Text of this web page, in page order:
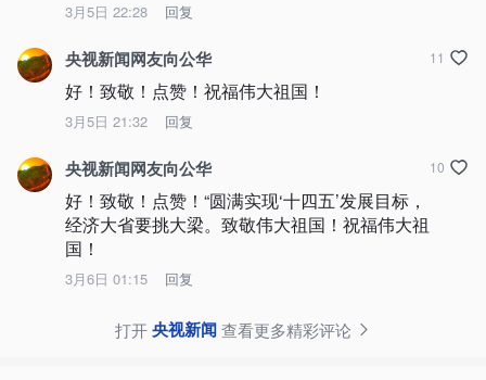
3月5日 22:28 回复
央视新闻网友向公华
好！致敬！点赞！祝福伟大祖国！
3月5日 21:32 回复
11
央视新闻网友向公华
好！致敬！点赞！“圆满实现‘十四五’发展目标，
经济大省要挑大梁。致敬伟大祖国！祝福伟大祖
国！
3月6日 01:15 回复
10
打开央视新闻查看更多精彩评论